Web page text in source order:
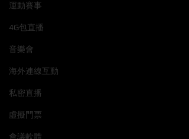
運動賽事
4G包直播
音樂會
海外連線互動
私密直播
虛擬門票
會議軟體